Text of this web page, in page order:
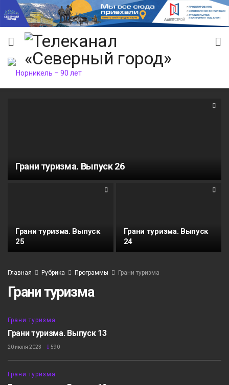
Грани туризма. Выпуск 26
Грани туризма. Выпуск
25
Грани туризма. Выпуск
24
Главная Рубрика Программы Грани туризма
Грани туризма
Грани туризма
Грани туризма. Выпуск 13
20 июля 2023 590
8:32
Грани туризма